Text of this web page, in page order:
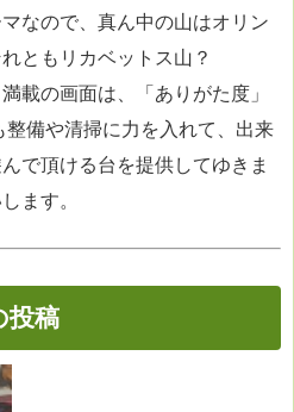
なので、真ん中の山はオリン
ともリカベットス山？
載の画面は、「ありがた度」
備や清掃に力を入れて、出来
で頂ける台を提供してゆきま
ます。
投稿